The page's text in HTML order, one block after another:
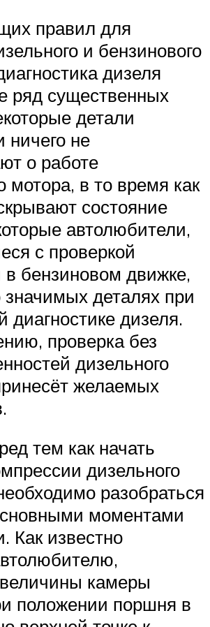
правил для
и бензинового
дизеля
ряд существенных
детали
ничего не
о работе
мотора, в то время как
состояние
автолюбители,
с проверкой
в бензиновом движке,
деталях при
дизеля.
проверка без
дизельного
желаемых
тем как начать
дизельного
разобраться
моментами
Как известно
камеры
положении поршня в